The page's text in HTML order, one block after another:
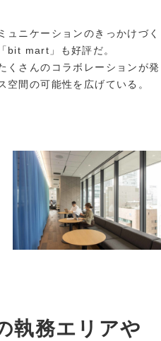
ュニケーションのきっかけづく
bit mart」も好評だ。
くさんのコラボレーションが発
間の可能性を広げている。
執務エリアや